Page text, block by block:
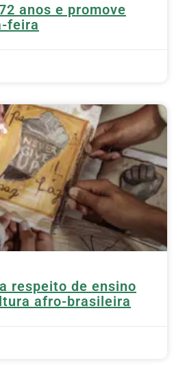
anos e promove
feira
respeito de ensino
afro-brasileira